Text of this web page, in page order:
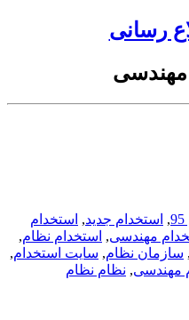
رسانی
مهندسی
, استخدام جدید, استخدام
مهندسی, استخدام نظام,
, سازمان نظام, سایت استخدام,
مهندسی, نظام نظام